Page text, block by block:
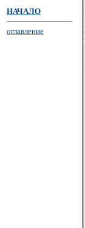
НАЧАЛО
оглавление